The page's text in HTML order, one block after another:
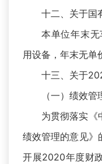
十二、关于国
本单位年末
用设备，年末无单
十三、关于
（一）绩效管
为贯彻落实《
绩效管理的意见》
开展2020年度财